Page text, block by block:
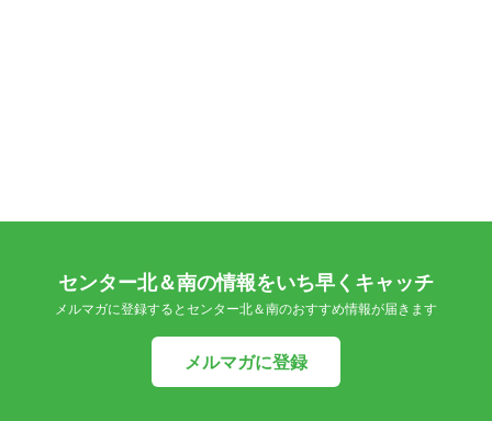
センター北＆南の情報をいち早くキャッチ
メルマガに登録するとセンター北＆南のおすすめ情報が届きます
メルマガに登録